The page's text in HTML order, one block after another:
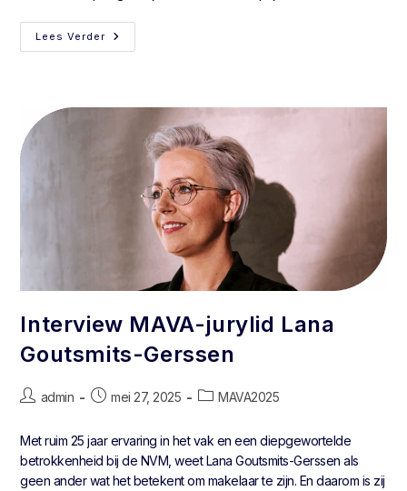
Lees Verder
Interview MAVA-jurylid Lana
Goutsmits-Gerssen
admin mei 27, 2025 MAVA2025
Met ruim 25 jaar ervaring in het vak en een diepgewortelde
betrokkenheid bij de NVM, weet Lana Goutsmits-Gerssen als
geen ander wat het betekent om makelaar te zijn. En daarom is zij